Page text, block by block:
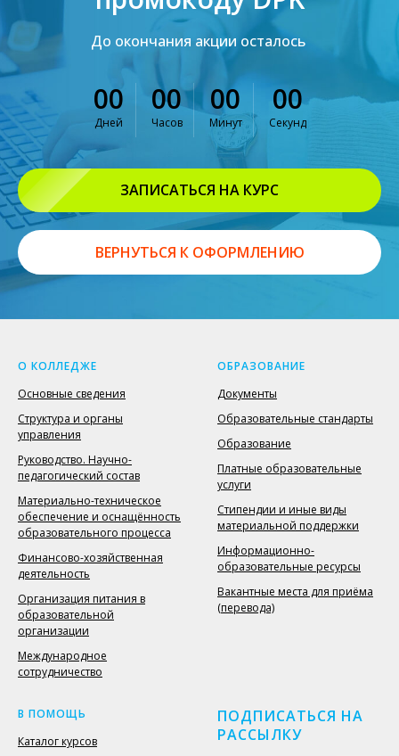
До окончания акции осталось
00
Дней
00
Часов
00
Минут
00
Секунд
ЗАПИСАТЬСЯ НА КУРС
ВЕРНУТЬСЯ К ОФОРМЛЕНИЮ
О КОЛЛЕДЖЕ
Основные сведения
Структура и органы
управления
Руководство. Научно-
педагогический состав
Материально-техническое
обеспечение и оснащённость
образовательного процесса
Финансово-хозяйственная
деятельность
Организация питания в
образовательной
организации
Международное
сотрудничество
ОБРАЗОВАНИЕ
Документы
Образовательные стандарты
Образование
Платные образовательные
услуги
Стипендии и иные виды
материальной поддержки
Информационно-
образовательные ресурсы
Вакантные места для приёма
(перевода)
В ПОМОЩЬ
Каталог курсов
ПОДПИСАТЬСЯ НА
РАССЫЛКУ